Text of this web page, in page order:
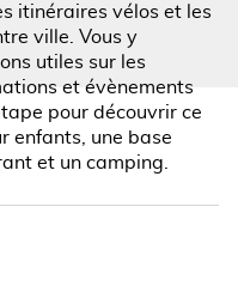
itinéraires vélos et les
ville. Vous y
utiles sur les
et évènements
pour découvrir ce
enfants, une base
et un camping.